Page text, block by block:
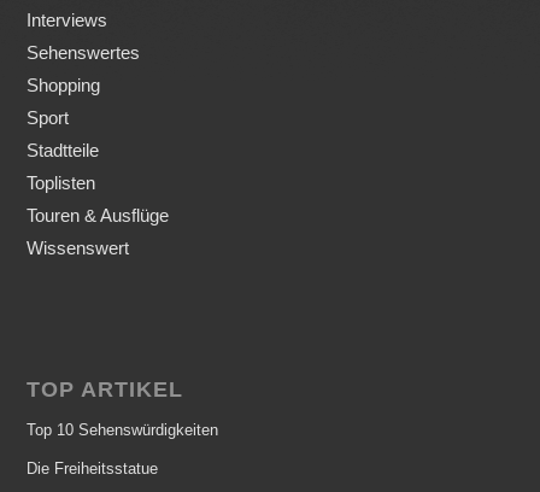
Interviews
Sehenswertes
Shopping
Sport
Stadtteile
Toplisten
Touren & Ausflüge
Wissenswert
TOP ARTIKEL
Top 10 Sehenswürdigkeiten
Die Freiheitsstatue